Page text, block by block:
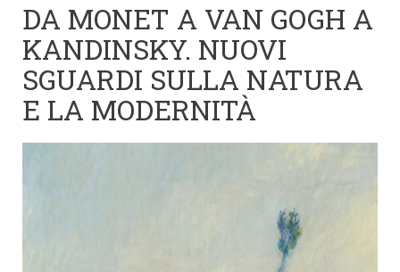
DA MONET A VAN GOGH A
KANDINSKY. NUOVI
SGUARDI SULLA NATURA
E LA MODERNITÀ